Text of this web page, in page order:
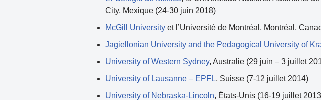
City, Mexique (24-30 juin 2018)
McGill Universityet l’Université de Montréal, Montréal,
Jagiellonian University and the Pedagogical University of
University of Western Sydney, Australie (29 juin – 3 juillet
University of Lausanne – EPFL, Suisse (7-12 juillet 2014)
University of Nebraska-Lincoln, États-Unis (16-19 juillet